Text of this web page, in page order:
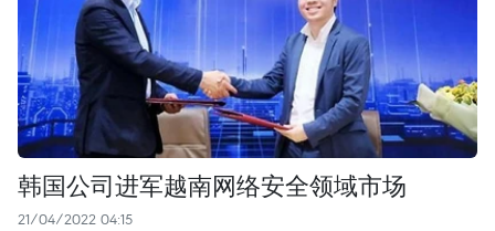
韩国公司进军越南网络安全领域市场
21/04/2022 04:15